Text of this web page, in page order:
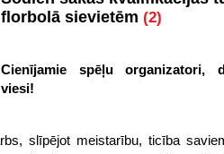
florbolā sievietēm (2)
Cienījamie spēļu organizatori,
viesi!
slīpējot meistarību, ticība